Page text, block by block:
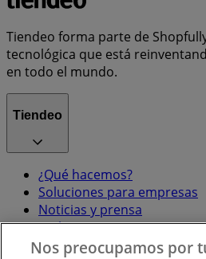
Tiendeo forma parte de
tecnológica que está
en todo el mundo.
Tiendeo
¿Qué hacemos?
Soluciones para empresas
Noticias y prensa
Trabaja con nosotros
Nos preocupamos por